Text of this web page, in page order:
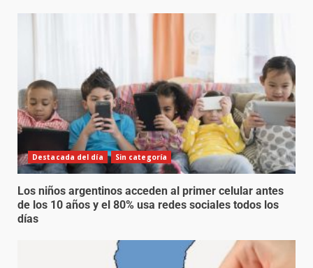
Destacada del día Sin categoría
Los niños argentinos acceden al primer celular antes
de los 10 años y el 80% usa redes sociales todos los
días